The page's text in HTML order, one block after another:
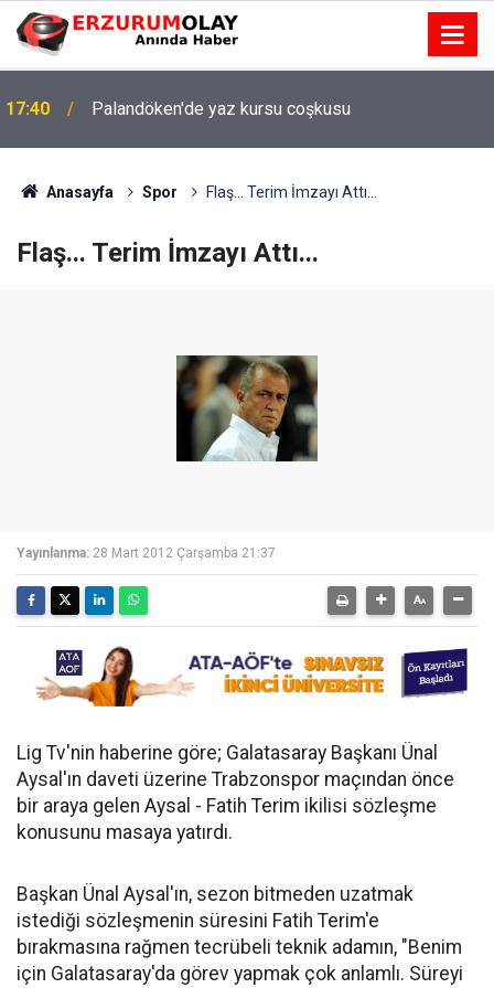
17:40 Palandöken'de yaz kursu coşkusu
Anasayfa Spor Flaş... Terim İmzayı Attı...
Flaş... Terim İmzayı Attı...
Yayınlanma: 28 Mart 2012 Çarşamba 21:37
Lig Tv'nin haberine göre; Galatasaray Başkanı Ünal
Aysal'ın daveti üzerine Trabzonspor maçından önce
bir araya gelen Aysal - Fatih Terim ikilisi sözleşme
konusunu masaya yatırdı.
Başkan Ünal Aysal'ın, sezon bitmeden uzatmak
istediği sözleşmenin süresini Fatih Terim'e
bırakmasına rağmen tecrübeli teknik adamın, "Benim
için Galatasaray'da görev yapmak çok anlamlı. Süreyi